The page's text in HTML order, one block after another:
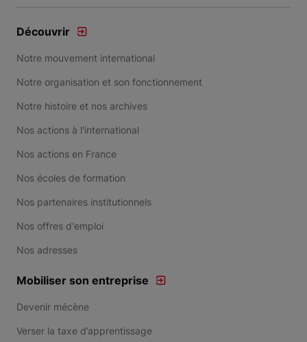
Découvrir
Notre mouvement international
Notre organisation et son fonctionnement
Notre histoire et nos archives
Nos actions à l'international
Nos actions en France
Nos écoles de formation
Nos partenaires institutionnels
Nos offres d'emploi
Nos adresses
Mobiliser son entreprise
Devenir mécène
Verser la taxe d’apprentissage